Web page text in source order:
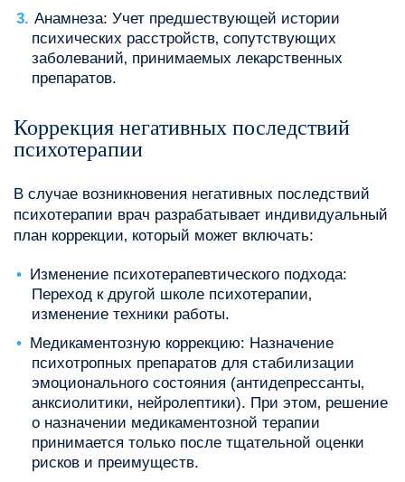
Анамнеза: Учет предшествующей истории
психических расстройств‚ сопутствующих
заболеваний‚ принимаемых лекарственных
препаратов.
Коррекция негативных последствий
психотерапии
В случае возникновения негативных последствий
психотерапии врач разрабатывает индивидуальный
план коррекции‚ который может включать:
Изменение психотерапевтического подхода:
Переход к другой школе психотерапии‚
изменение техники работы.
Медикаментозную коррекцию: Назначение
психотропных препаратов для стабилизации
эмоционального состояния (антидепрессанты‚
анксиолитики‚ нейролептики). При этом‚ решение
о назначении медикаментозной терапии
принимается только после тщательной оценки
рисков и преимуществ.